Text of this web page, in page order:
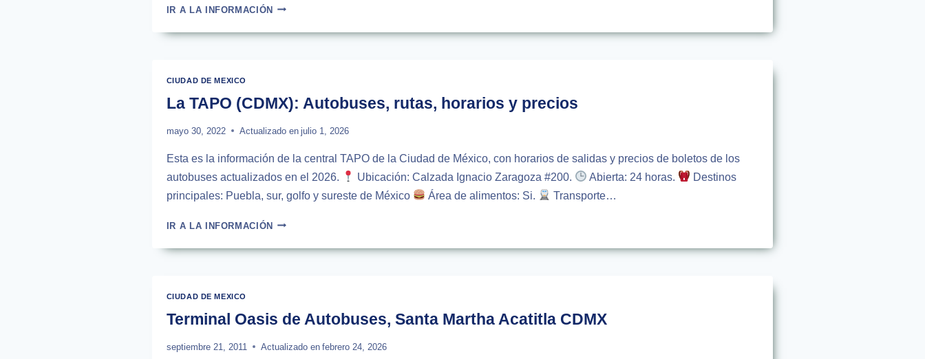
IR A LA INFORMACIÓNCENTRAL
SUR
PRECIOS
CIUDAD DE MEXICO
La TAPO (CDMX): Autobuses, rutas, horarios y precios
mayo 30, 2022 Actualizado en julio 1, 2026
Esta es la información de la central TAPO de la Ciudad de México, con horarios de salidas y precios de boletos de los
autobuses actualizados en el 2026.
Ubicación: Calzada Ignacio Zaragoza #200. Abierta: 24 horas.
Destinos
principales: Puebla, sur, golfo y sureste de México
Área de alimentos: Si. Transporte…
IR A LA INFORMACIÓNLA
(CDMX):
PRECIOS
CIUDAD DE MEXICO
Terminal Oasis de Autobuses, Santa Martha Acatitla CDMX
septiembre 21, 2011 Actualizado en febrero 24, 2026